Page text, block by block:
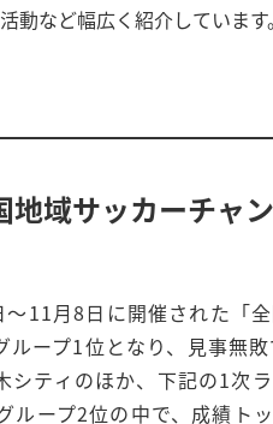
動など幅広く紹介しています。
域サッカーチャ
11月8日に開催された「
ープ1位となり、見事無
ティのほか、下記の1次
ープ2位の中で、成績ト